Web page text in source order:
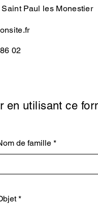
Paul les Monestier
02
en utilisant ce
de famille